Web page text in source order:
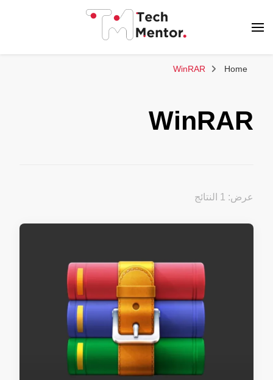
Home
WinRAR
WinRAR
عرض: 1 النتائج